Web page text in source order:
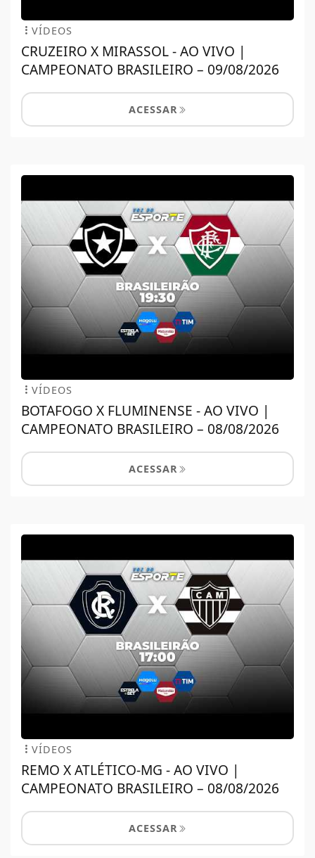
VÍDEOS
CRUZEIRO X MIRASSOL - AO VIVO |
CAMPEONATO BRASILEIRO – 09/08/2026
ACESSAR
VÍDEOS
BOTAFOGO X FLUMINENSE - AO VIVO |
CAMPEONATO BRASILEIRO – 08/08/2026
ACESSAR
VÍDEOS
REMO X ATLÉTICO-MG - AO VIVO |
CAMPEONATO BRASILEIRO – 08/08/2026
ACESSAR